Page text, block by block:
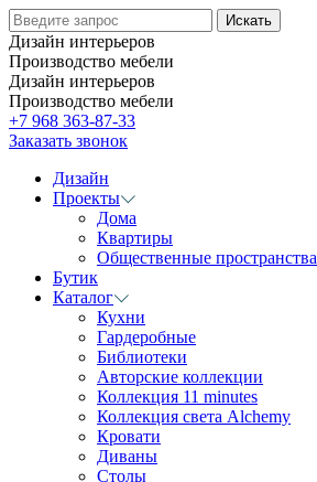
Дизайн интерьеров
Производство мебели
Дизайн интерьеров
Производство мебели
+7 968 363-87-33
Заказать звонок
Дизайн
Проекты
Дома
Квартиры
Общественные пространства
Бутик
Каталог
Кухни
Гардеробные
Библиотеки
Авторские коллекции
Коллекция 11 minutes
Коллекция света Alchemy
Кровати
Диваны
Столы